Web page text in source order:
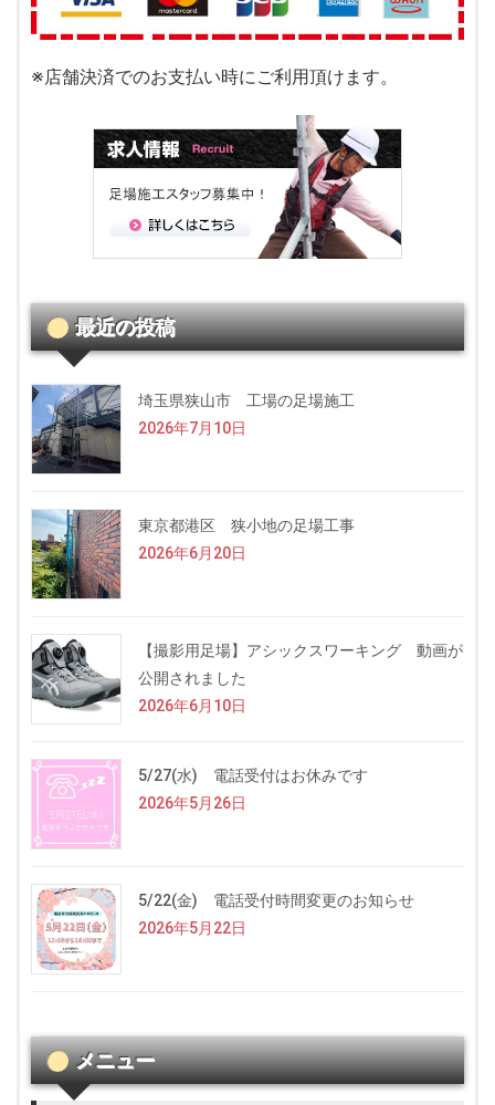
※店舗決済でのお支払い時にご利用頂けます。
最近の投稿
埼玉県狭山市 工場の足場施工
2026年7月10日
東京都港区 狭小地の足場工事
2026年6月20日
【撮影用足場】アシックスワーキング 動画が
公開されました
2026年6月10日
5/27(水) 電話受付はお休みです
2026年5月26日
5/22(金) 電話受付時間変更のお知らせ
2026年5月22日
メニュー